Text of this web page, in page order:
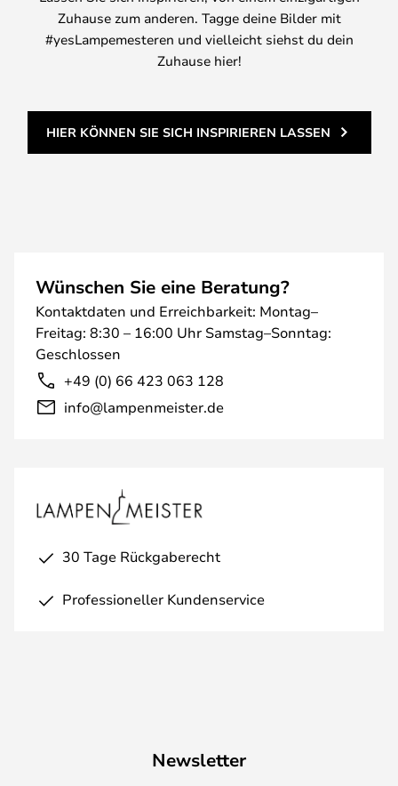
Zuhause zum anderen. Tagge deine Bilder mit
#yesLampemesteren und vielleicht siehst du dein
Zuhause hier!
HIER KÖNNEN SIE SICH INSPIRIEREN LASSEN
Wünschen Sie eine Beratung?
Kontaktdaten und Erreichbarkeit: Montag–
Freitag: 8:30 – 16:00 Uhr Samstag–Sonntag:
Geschlossen
+49 (0) 66 423 063 128
info@lampenmeister.de
30 Tage Rückgaberecht
Professioneller Kundenservice
Newsletter